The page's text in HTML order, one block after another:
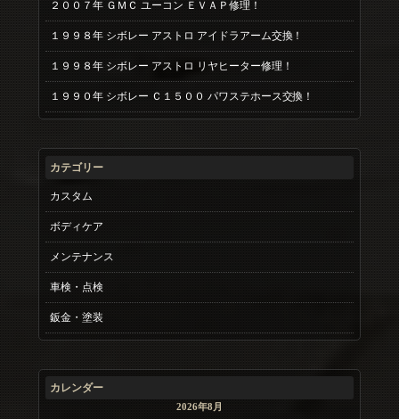
２００７年 ＧＭＣ ユーコン ＥＶＡＰ修理！
１９９８年 シボレー アストロ アイドラアーム交換！
１９９８年 シボレー アストロ リヤヒーター修理！
１９９０年 シボレー Ｃ１５００ パワステホース交換！
カテゴリー
カスタム
ボディケア
メンテナンス
車検・点検
鈑金・塗装
カレンダー
2026年8月